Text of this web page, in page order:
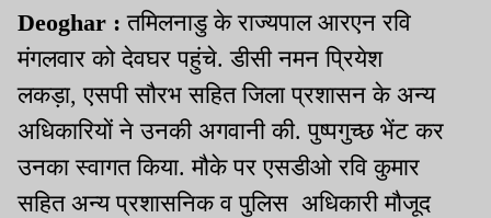
Deoghar :तमिलनाडु के राज्यपाल आरएन रवि
मंगलवार को देवघर पहुंचे. डीसी नमन प्रियेश
लकड़ा, एसपी सौरभ सहित जिला प्रशासन के अन्य
अधिकारियों ने उनकी अगवानी की. पुष्पगुच्छ भेंट कर
उनका स्वागत किया. मौके पर एसडीओ रवि कुमार
सहित अन्य प्रशासनिक व पुलिस अधिकारी मौजूद